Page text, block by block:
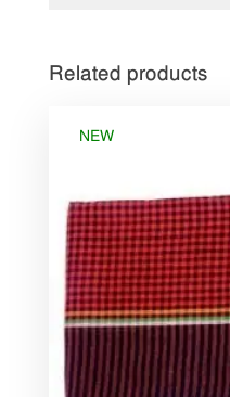
Related products
NEW